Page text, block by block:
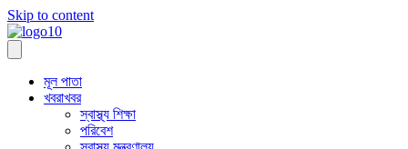
Skip to content
মূল পাতা
খবরাখবর
স্বাস্থ্য শিক্ষা
পরিবেশ